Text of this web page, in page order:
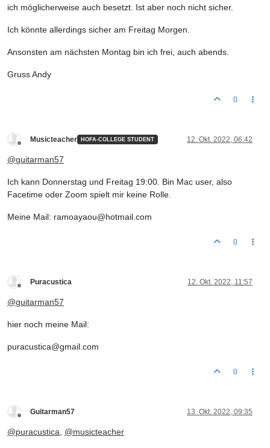
ich möglicherweise auch besetzt. Ist aber noch nicht sicher.
Ich könnte allerdings sicher am Freitag Morgen.
Ansonsten am nächsten Montag bin ich frei, auch abends.
Gruss Andy
0
Offline
Musicteacher HOFA-COLLEGE STUDENT 12. Okt. 2022, 06:42
@guitarman57
Ich kann Donnerstag und Freitag 19:00. Bin Mac user, also
Facetime oder Zoom spielt mir keine Rolle.
Meine Mail: ramoayaou@hotmail.com
0
Offline
Puracustica 12. Okt. 2022, 11:57
@guitarman57
hier noch meine Mail:
puracustica@gmail.com
0
Offline
Guitarman57 13. Okt. 2022, 09:35
@puracustica @musicteacher